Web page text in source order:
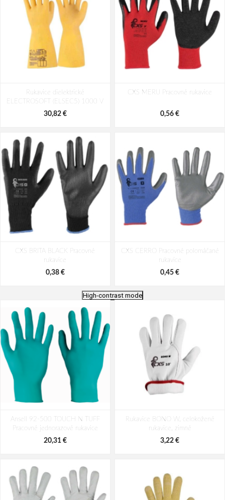
Rukavice dielektrické
ELECTROSOFT (ELSEC5) 1000 V
30,82 €
CXS MERU Pracovné rukavice
0,56 €
CXS BRITA BLACK Pracovné
rukavice
0,38 €
CXS CERRO Pracovné polomáčané
rukavice
0,45 €
antistatické
0,83 €
rukavice
1,45 €
High-contrast mode
Ansell 92-500 TOUCH N TUFF
Pracovné jednorazové rukavice
20,31 €
Rukavice BONO W, celokožené
rukavice, zimné
3,22 €